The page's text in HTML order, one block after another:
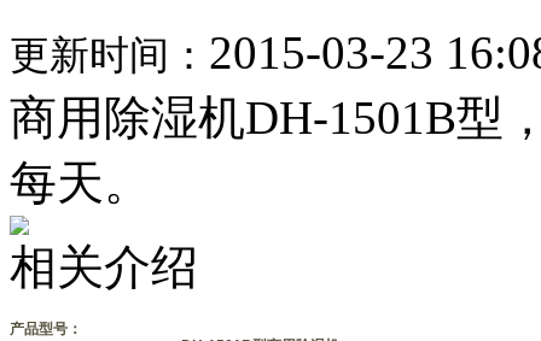
更新时间： 2015-03-23
商用除湿机DH-1501B型
每天。
相关介绍
产品型号：